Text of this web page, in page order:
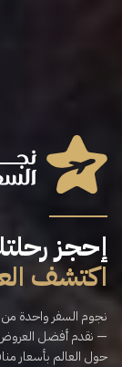
إحجز
اكتشف
نجوم السفر واحدة من
— نقدم أفضل العروض
حول العالم بأسعار